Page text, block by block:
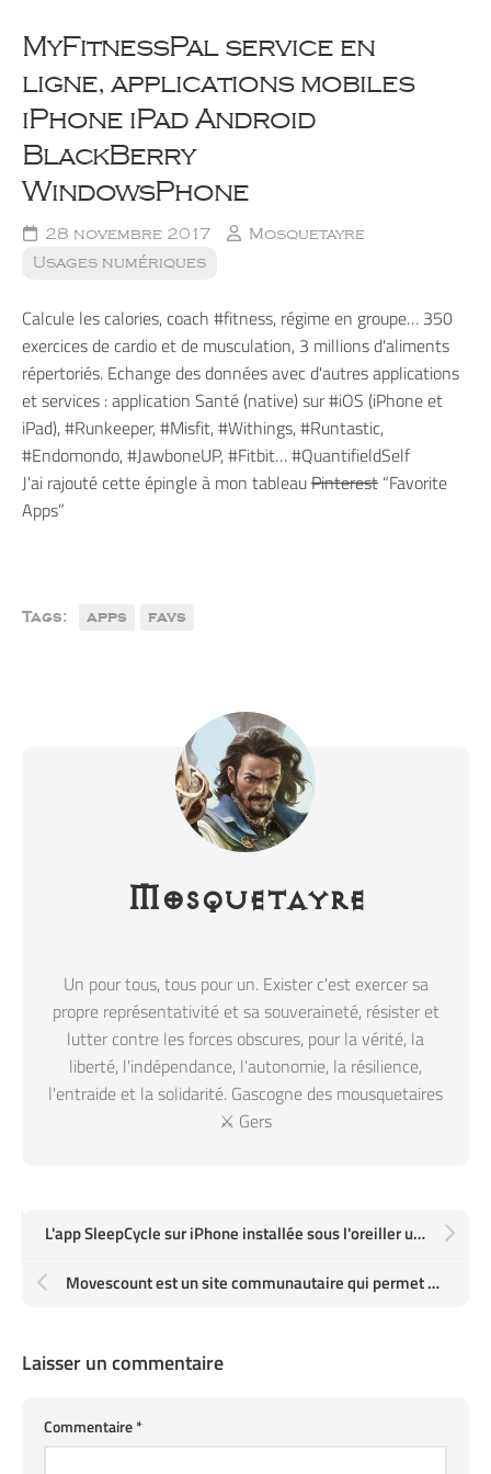
MyFitnessPal service en
ligne, applications mobiles
iPhone iPad Android
BlackBerry
WindowsPhone
28 novembre 2017
Mosquetayre
Usages numériques
Calcule les calories, coach #fitness, régime en groupe… 350
exercices de cardio et de musculation, 3 millions d'aliments
répertoriés. Echange des données avec d'autres applications
et services : application Santé (native) sur #iOS (iPhone et
iPad), #Runkeeper, #Misfit, #Withings, #Runtastic,
#Endomondo, #JawboneUP, #Fitbit… #QuantifieldSelf
J'ai rajouté cette épingle à mon tableauPinterest “Favorite
Apps”
Tags: apps favs
Mosquetayre
Un pour tous, tous pour un. Exister c'est exercer sa
propre représentativité et sa souveraineté, résister et
lutter contre les forces obscures, pour la vérité, la
liberté, l'indépendance, l'autonomie, la résilience,
l'entraide et la solidarité. Gascogne des mousquetaires
⚔️ Gers
L'app SleepCycle sur iPhone installée sous l'oreiller utilise l’accéléromètre pour capter les mouvements nocturnes et identifier les rythmes de sommeil et le meilleur moment pour se réveiller en phase de sommeil léger
Movescount est un site communautaire qui permet d'enregistrer et partager vos entraînements en salle ou plein air, course, marche, plongée, voile, etc.
Laisser un commentaire
Commentaire*